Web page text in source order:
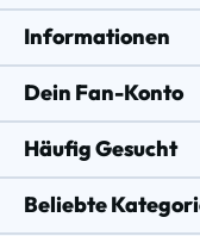
Informationen
Dein Fan-Konto
Häufig Gesucht
Beliebte